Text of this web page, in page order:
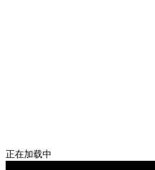
正在加载中